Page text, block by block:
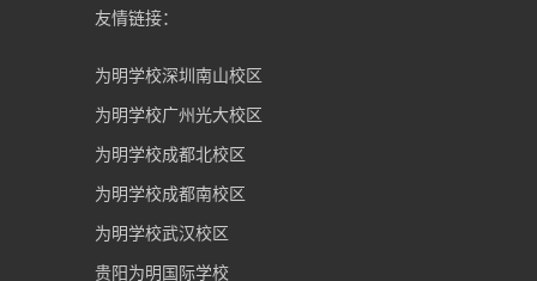
友情链接：
为明学校深圳南山校区
为明学校广州光大校区
为明学校成都北校区
为明学校成都南校区
为明学校武汉校区
贵阳为明国际学校